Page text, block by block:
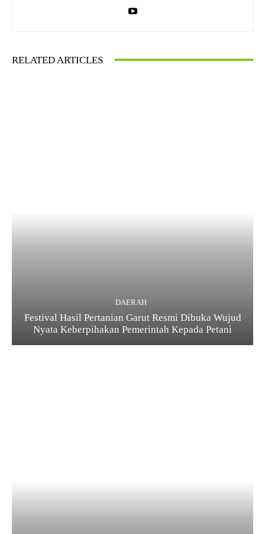
RELATED ARTICLES
DAERAH
Festival Hasil Pertanian Garut Resmi Dibuka Wujud
Nyata Keberpihakan Pemerintah Kepada Petani